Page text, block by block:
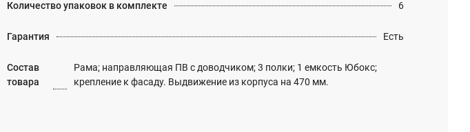
Количество упаковок в комплекте 6
Гарантия Есть
Состав
товара
Рама; направляющая ПВ с доводчиком; 3 полки; 1 емкость Юбокс;
крепление к фасаду. Выдвижение из корпуса на 470 мм.